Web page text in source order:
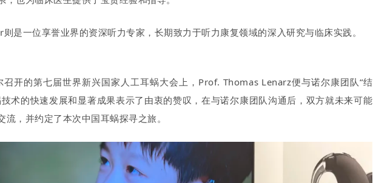
是一位享誉业界的资深听力专家，长期致力于听力康复领域的深入研究与临床实践。
开的第七届世界新兴国家人工耳蜗大会上，Prof. Thomas Lenarz便与诺尔康团队“结
术的快速发展和显著成果表示了由衷的赞叹，在与诺尔康团队沟通后，双方就未来可能
流，并约定了本次中国耳蜗探寻之旅。